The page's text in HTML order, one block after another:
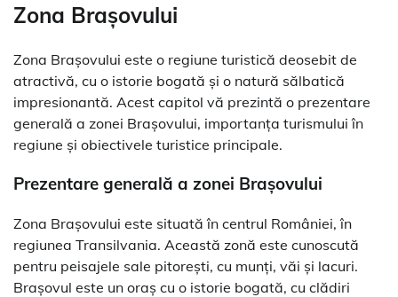
Zona Brașovului
Zona Brașovului este o regiune turistică deosebit de
atractivă, cu o istorie bogată și o natură sălbatică
impresionantă. Acest capitol vă prezintă o prezentare
generală a zonei Brașovului, importanța turismului în
regiune și obiectivele turistice principale.
Prezentare generală a zonei Brașovului
Zona Brașovului este situată în centrul României, în
regiunea Transilvania. Această zonă este cunoscută
pentru peisajele sale pitorești, cu munți, văi și lacuri.
Brașovul este un oraș cu o istorie bogată, cu clădiri